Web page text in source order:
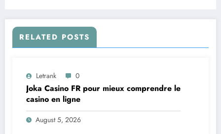
RELATED POSTS
Letrank 0
Joka Casino FR pour mieux comprendre le
casino en ligne
August 5, 2026